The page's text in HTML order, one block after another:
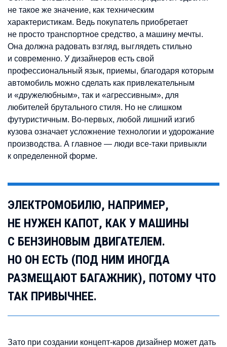
не такое же значение, как техническим
характеристикам. Ведь покупатель приобретает
не просто транспортное средство, а машину мечты.
Она должна радовать взгляд, выглядеть стильно
и современно. У дизайнеров есть свой
профессиональный язык, приемы, благодаря которым
автомобиль можно сделать как привлекательным
и «дружелюбным», так и «агрессивным», для
любителей брутального стиля. Но не слишком
футуристичным. Во-первых, любой лишний изгиб
кузова означает усложнение технологии и удорожание
производства. А главное — люди все-таки привыкли
к определенной форме.
ЭЛЕКТРОМОБИЛЮ, НАПРИМЕР,
НЕ НУЖЕН КАПОТ, КАК У МАШИНЫ
С БЕНЗИНОВЫМ ДВИГАТЕЛЕМ.
НО ОН ЕСТЬ (ПОД НИМ ИНОГДА
РАЗМЕЩАЮТ БАГАЖНИК), ПОТОМУ ЧТО
ТАК ПРИВЫЧНЕЕ.
Зато при создании концепт-каров дизайнер может дать